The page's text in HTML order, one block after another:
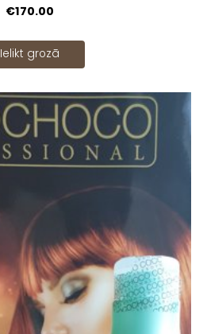
€170.00
Ielikt grozā